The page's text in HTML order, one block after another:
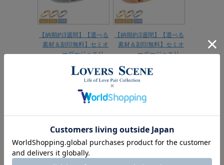
【納期約3週間】【選べる
素材＆刻印無料】セミオ
ーダージュエリ...
【納期約3週間】【選べる
素材＆刻印無料】セミオ
ーダージュエリ...